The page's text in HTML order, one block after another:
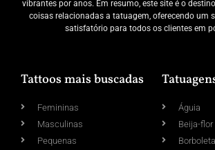
vibrantes por anos. Em resumo, este site é o
coisas relacionadas a tatuagem, oferecendo um
satisfatório para todos os clientes em
Tattoos mais buscadas
Femininas
Masculinas
Pequenas
Águia
Beija-flor
Borboleta